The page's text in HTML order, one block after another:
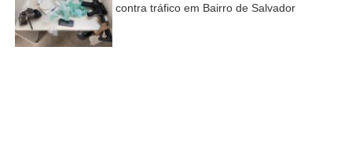
contra tráfico em Bairro de Salvador